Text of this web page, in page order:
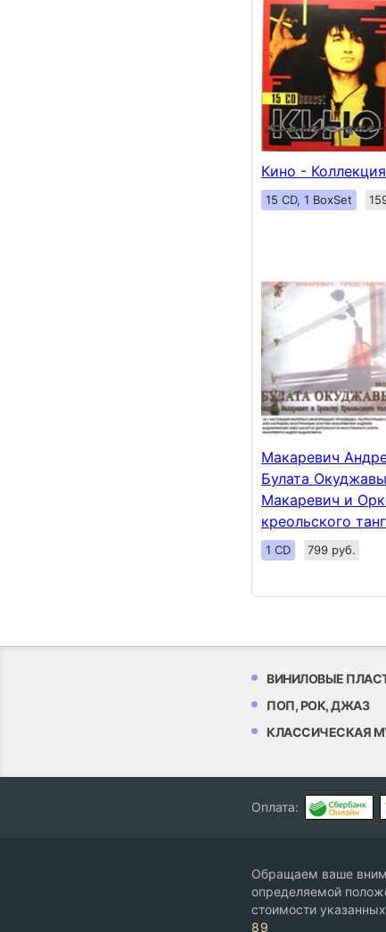
Кино - Коллекция
15 CD, 1 BoxSet
Макаревич
Булата
Макаревич и
креольского
1 CD 799 руб.
ВИНИЛОВЫЕ
ПОП, РОК, ДЖАЗ
КЛАССИЧЕСКАЯ
Оплата:
Обращаем ваше
определяемой
стоимости
89